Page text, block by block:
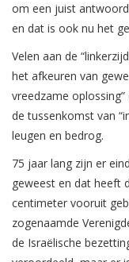
om een ​​juist
en dat is ook nu het
Velen aan de
het afkeuren van
vreedzame
de tussenkomst van
leugen en bedrog.
75 jaar lang zijn er
geweest en dat heeft
centimeter vooruit
zogenaamde
de Israëlische